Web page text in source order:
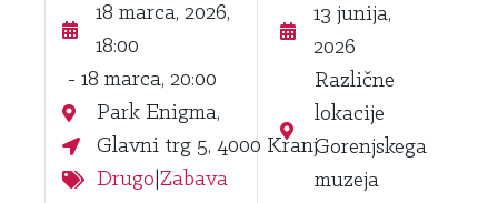
18 marca, 2026,
18:00
- 18 marca, 20:00
Park Enigma,
Glavni trg 5, 4000 Kranj
Drugo Zabava
13 junija,
2026
Različne
lokacije
Gorenjskega
muzeja